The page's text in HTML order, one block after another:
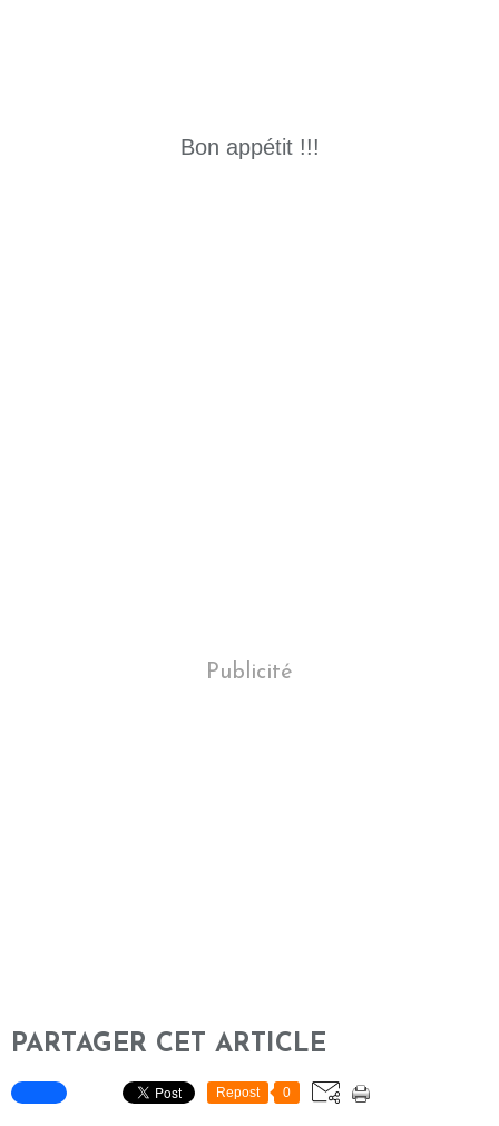
Bon appétit !!!
Publicité
PARTAGER CET ARTICLE
Repost 0